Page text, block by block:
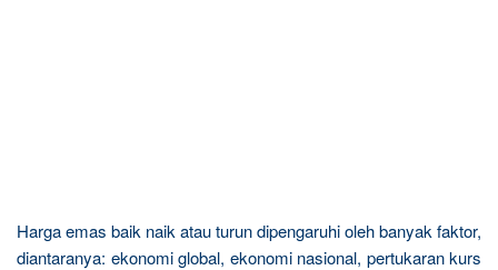
Harga emas baik naik atau turun dipengaruhi oleh banyak faktor,
diantaranya: ekonomi global, ekonomi nasional, pertukaran kurs